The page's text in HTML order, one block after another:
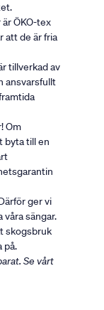
ÖKO-tex
att de är fria
tillverkad av
ansvarsfullt
Om
byta till en
ger vi
sängar.
skogsbruk
på.
Se vårt